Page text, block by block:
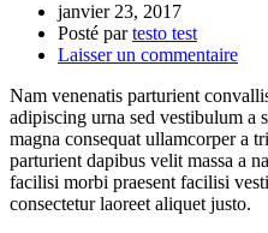
janvier 23, 2017
Posté partesto test
Laisser un commentaire
Nam venenatis parturient
adipiscing urna sed vestibulum a
magna consequat ullamcorper a
parturient dapibus velit massa a
facilisi morbi praesent facilisi
consectetur laoreet aliquet justo.